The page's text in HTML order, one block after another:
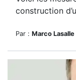
construction
Par : Marco Lasalle